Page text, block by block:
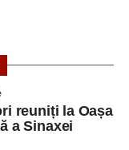
apreciat de
cadrul taberei, iar
îndelungate.
reuniți la Oașa
a Sinaxei